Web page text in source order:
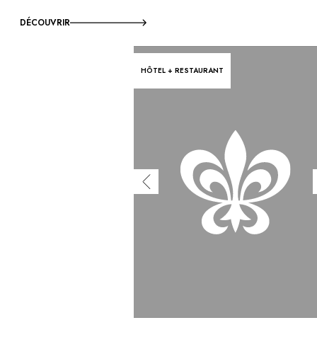
DÉCOUVRIR
HÔTEL + RESTAURANT